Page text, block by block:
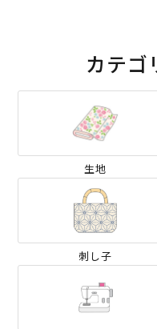
カテゴ
生地
刺し子